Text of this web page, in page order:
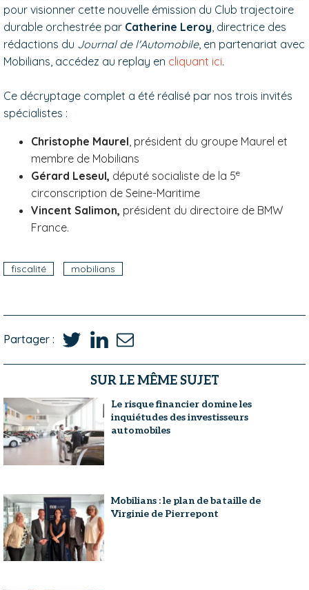
pour visionner cette nouvelle émission du Club trajectoire
durable orchestrée par Catherine Leroy , directrice des
rédactions du Journal de l'Automobile, en partenariat avec
Mobilians, accédez au replay en cliquant ici.
Ce décryptage complet a été réalisé par nos trois invités
spécialistes :
Christophe Maurel , président du groupe Maurel et
membre de Mobilians
Gérard Leseul, député socialiste de la 5e
circonscription de Seine-Maritime
Vincent Salimon, président du directoire de BMW
France.
fiscalité mobilians
Partager :
SUR LE MÊME SUJET
Le risque financier domine les
inquiétudes des investisseurs
automobiles
Mobilians : le plan de bataille de
Virginie de Pierrepont